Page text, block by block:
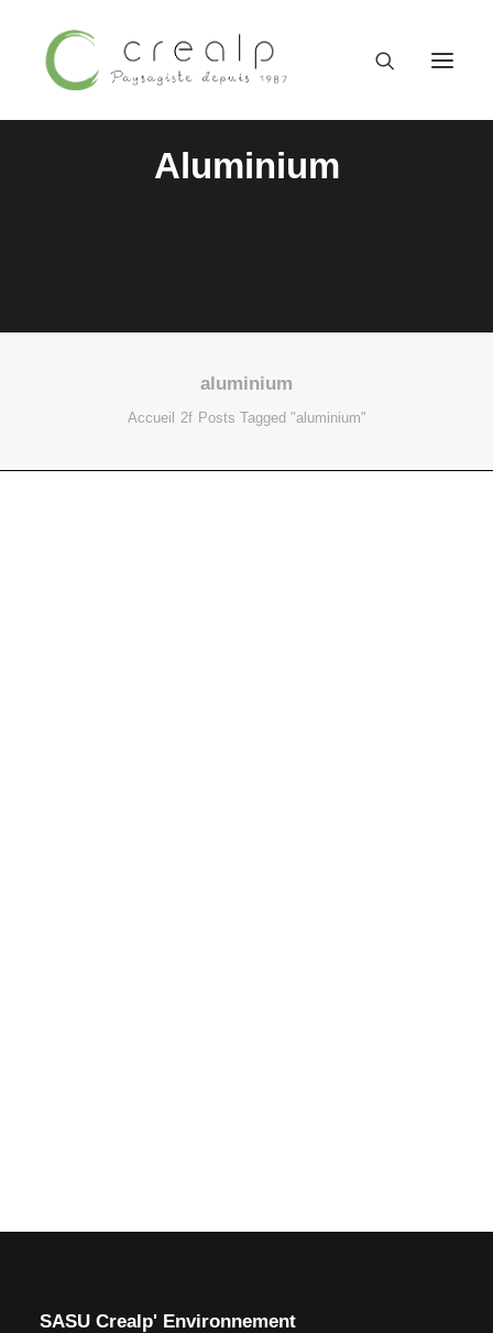
09 52 15 71 62
Aluminium
aluminium
Accueil Posts Tagged "aluminium"
SASU Crealp' Environnement